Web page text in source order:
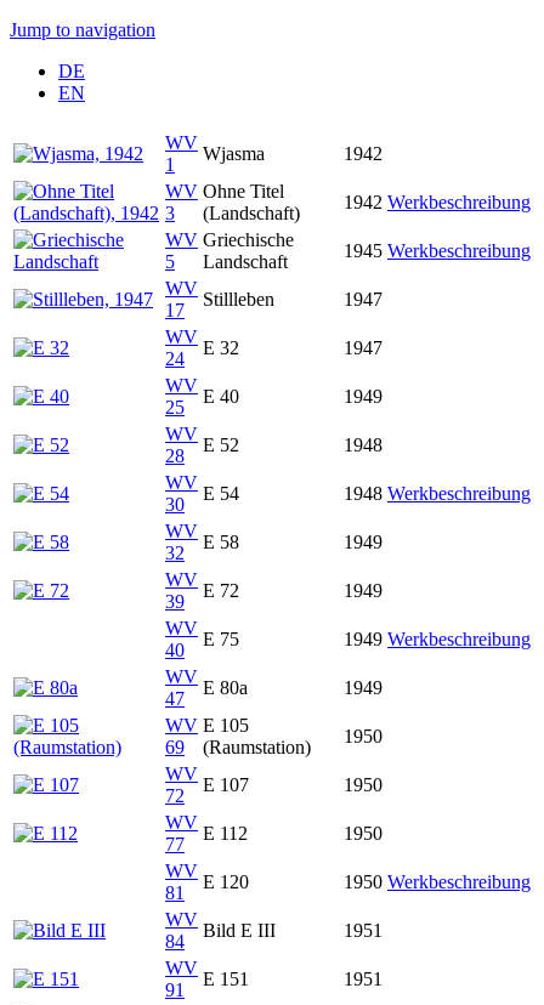
Jump to navigation
DE
EN
WV
1
Wjasma
1942
WV
3
Ohne Titel
(Landschaft)
1942 Werkbeschreibung
WV
5
Griechische
Landschaft
1945 Werkbeschreibung
WV
17
Stillleben
1947
WV
24
E 32
1947
WV
25
E 40
1949
WV
28
E 52
1948
WV
30
E 54 1948 Werkbeschreibung
WV
32
E 58
1949
WV
39
E 72
1949
WV
40
E 75 1949 Werkbeschreibung
WV
47
E 80a
1949
WV
69
E 105
(Raumstation)
1950
WV
72
E 107
1950
WV
77
E 112
1950
WV
81
E 120 1950 Werkbeschreibung
WV
84
Bild E III
1951
WV
91
E 151
1951